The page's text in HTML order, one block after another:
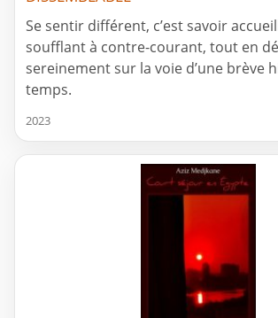
Se sentir différent, c’est savoir
soufflant à contre-courant, tout en
sereinement sur la voie d’une brève
temps.
2023